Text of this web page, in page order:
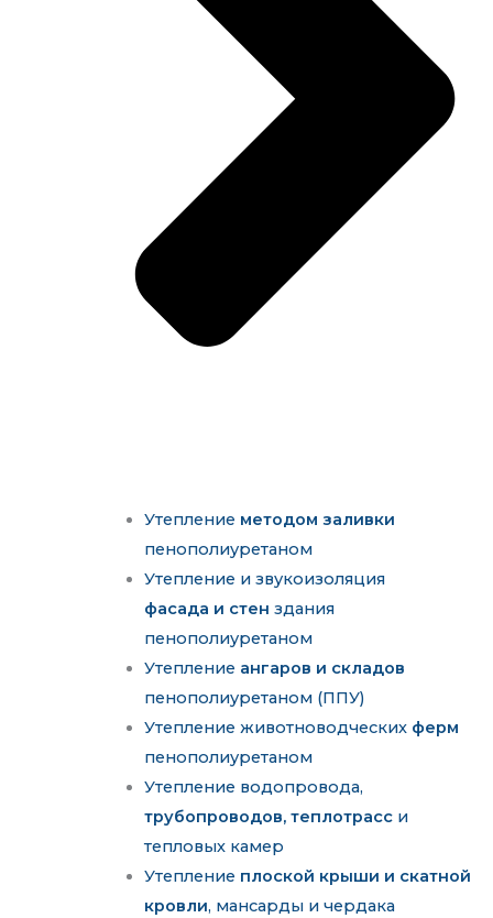
Утепление методом заливки
пенополиуретаном
Утепление и звукоизоляция
фасада и стен здания
пенополиуретаном
Утепление ангаров и складов
пенополиуретаном (ППУ)
Утепление животноводческих ферм
пенополиуретаном
Утепление водопровода,
трубопроводов, теплотрасс и
тепловых камер
Утепление плоской крыши и скатной
кровли, мансарды и чердака